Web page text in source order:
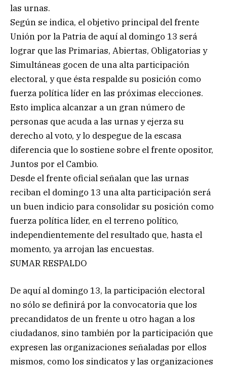
las urnas.
Según se indica, el objetivo principal del frente
Unión por la Patria de aquí al domingo 13 será
lograr que las Primarias, Abiertas, Obligatorias y
Simultáneas gocen de una alta participación
electoral, y que ésta respalde su posición como
fuerza política líder en las próximas elecciones.
Esto implica alcanzar a un gran número de
personas que acuda a las urnas y ejerza su
derecho al voto, y lo despegue de la escasa
diferencia que lo sostiene sobre el frente opositor,
Juntos por el Cambio.
Desde el frente oficial señalan que las urnas
reciban el domingo 13 una alta participación será
un buen indicio para consolidar su posición como
fuerza política líder, en el terreno político,
independientemente del resultado que, hasta el
momento, ya arrojan las encuestas.
SUMAR RESPALDO
De aquí al domingo 13, la participación electoral
no sólo se definirá por la convocatoria que los
precandidatos de un frente u otro hagan a los
ciudadanos, sino también por la participación que
expresen las organizaciones señaladas por ellos
mismos, como los sindicatos y las organizaciones